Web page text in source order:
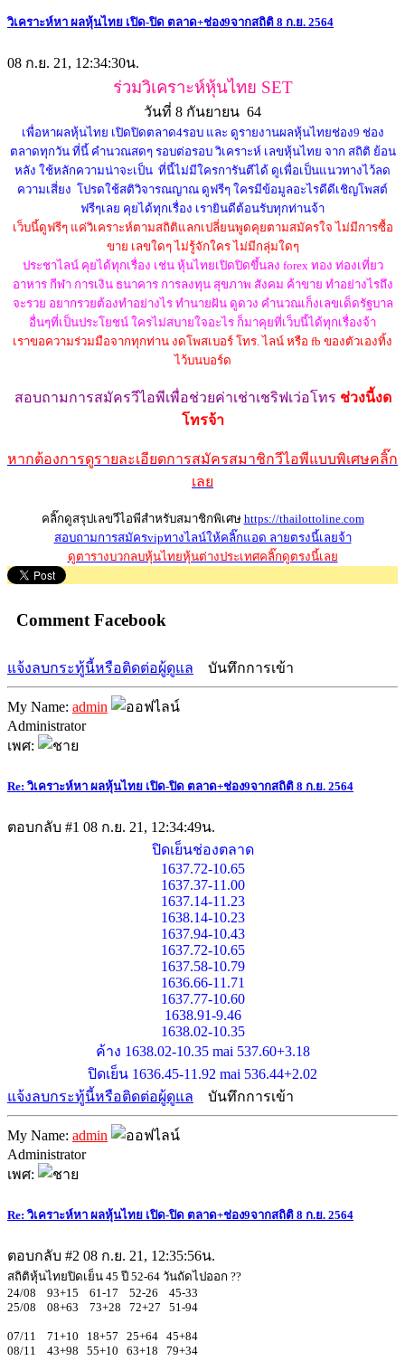
วิเคราะห์หา ผลหุ้นไทย เปิด-ปิด ตลาด+ช่อง9จากสถิติ 8 ก.ย. 2564
08 ก.ย. 21, 12:34:30น.
ร่วมวิเคราะห์หุ้นไทย SET
วันที่ 8 กันยายน 64
เพื่อหาผลหุ้นไทย เปิดปิดตลาด4รอบ และ ดูรายงานผลหุ้นไทยช่อง9 ช่อง
ตลาดทุกวัน ที่นี้ คำนวณสดๆ รอบต่อรอบ วิเคราะห์ เลขหุ้นไทย จาก สถิติ ย้อน
หลัง ใช้หลักความน่าจะเป็น ที่นี้ไม่มีใครการันตีได้ ดูเพื่อเป็นแนวทางไว้ลด
ความเสี่ยง โปรดใช้สติวิจารณญาณ ดูฟรีๆ ใครมีข้อมูลอะไรดีดีเชิญโพสต์
ฟรีๆเลย คุยได้ทุกเรื่อง เรายินดีต้อนรับทุกท่านจ้า
เว็บนี้ดูฟรีๆ แค่วิเคราะห์ตามสถิติแลกเปลี่ยนพูดคุยตามสมัครใจ ไม่มีการซื้อ
ขาย เลขใดๆ ไม่รู้จักใคร ไม่มีกลุ่มใดๆ
ประชาไลน์ คุยได้ทุกเรื่อง เช่น หุ้นไทยเปิดปิดขึ้นลง forex ทอง ท่องเที่ยว
อาหาร กีฬา การเงิน ธนาคาร การลงทุน สุขภาพ สังคม ค้าขาย ทำอย่างไรถึง
จะรวย อยากรวยต้องทำอย่างไร ทำนายฝัน ดูดวง คำนวณเก็งเลขเด็ดรัฐบาล
อื่นๆที่เป็นประโยชน์ ใครไม่สบายใจอะไร ก็มาคุยที่เว็บนี้ได้ทุกเรื่องจ้า
เราขอความร่วมมือจากทุกท่าน งดโพสเบอร์ โทร. ไลน์ หรือ fb ของตัวเองทิ้ง
ไว้บนบอร์ด
สอบถามการสมัครวีไอพีเพื่อช่วยค่าเช่าเชริฟเว่อโทร ช่วงนี้งด
โทรจ้า
หากต้องการดูรายละเอียดการสมัครสมาชิกวีไอพีแบบพิเศษคลิ๊ก
เลย
คลิ๊กดูสรุปเลขวีไอพีสำหรับสมาชิกพิเศษ https://thailottoline.com
สอบถามการสมัครvipทางไลน์ให้คลิ๊กแอด ลายตรงนี้เลยจ้า
ดูตารางบวกลบหุ้นไทยหุ้นต่างประเทศคลิ๊กดูตรงนี้เลย
Comment Facebook
แจ้งลบกระทู้นี้หรือติดต่อผู้ดูแล บันทึกการเข้า
My Name: admin
Administrator
เพศ:
Re: วิเคราะห์หา ผลหุ้นไทย เปิด-ปิด ตลาด+ช่อง9จากสถิติ 8 ก.ย. 2564
ตอบกลับ #1 08 ก.ย. 21, 12:34:49น.
ปิดเย็นช่องตลาด
1637.72-10.65
1637.37-11.00
1637.14-11.23
1638.14-10.23
1637.94-10.43
1637.72-10.65
1637.58-10.79
1636.66-11.71
1637.77-10.60
1638.91-9.46
1638.02-10.35
ค้าง 1638.02-10.35 mai 537.60+3.18
ปิดเย็น 1636.45-11.92 mai 536.44+2.02
แจ้งลบกระทู้นี้หรือติดต่อผู้ดูแล
บันทึกการเข้า
My Name: admin
Administrator
เพศ:
Re: วิเคราะห์หา ผลหุ้นไทย เปิด-ปิด ตลาด+ช่อง9จากสถิติ 8 ก.ย. 2564
ตอบกลับ #2 08 ก.ย. 21, 12:35:56น.
สถิติหุ้นไทยปิดเย็น 45 ปี 52-64 วันถัดไปออก ??
24/08 93+15 61-17 52-26 45-33
25/08 08+63 73+28 72+27 51-94
07/11 71+10 18+57 25+64 45+84
08/11 43+98 55+10 63+18 79+34